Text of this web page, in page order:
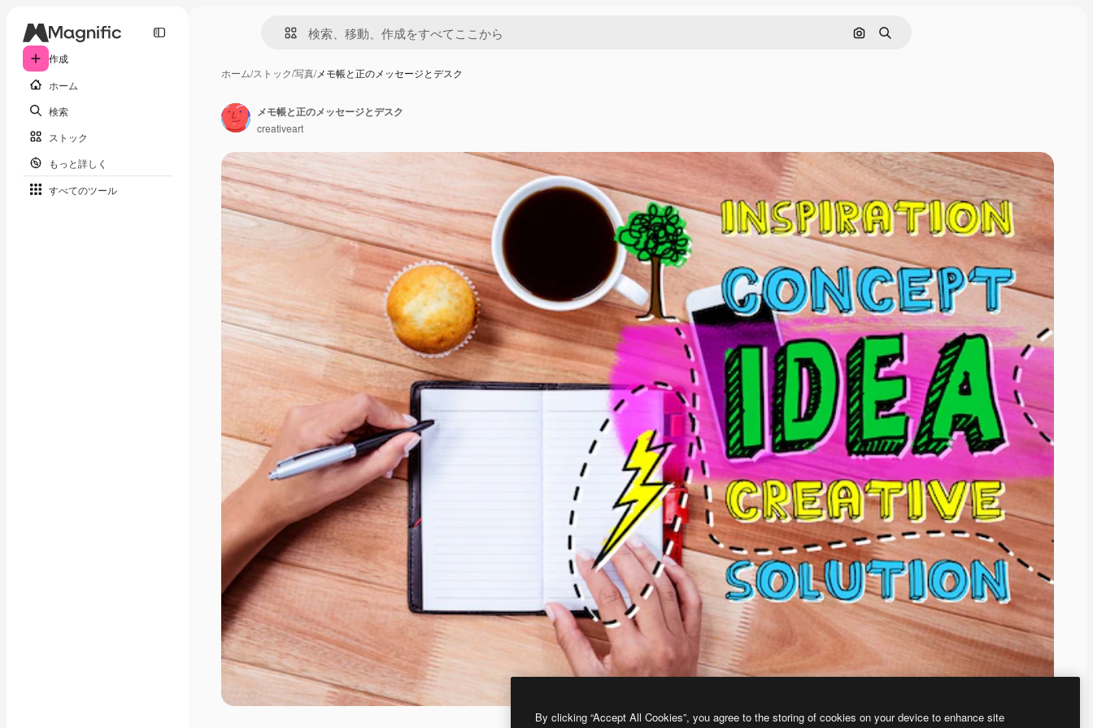
作成
ホーム
検索
ストック
もっと詳しく
すべてのツール
画像で検索
検索
ホーム/ストック/写真/メモ帳と正のメッセージとデスク
メモ帳と正のメッセージとデスク
creativeart
By clicking “Accept All Cookies”, you agree to the storing of cookies on your device to enhance site